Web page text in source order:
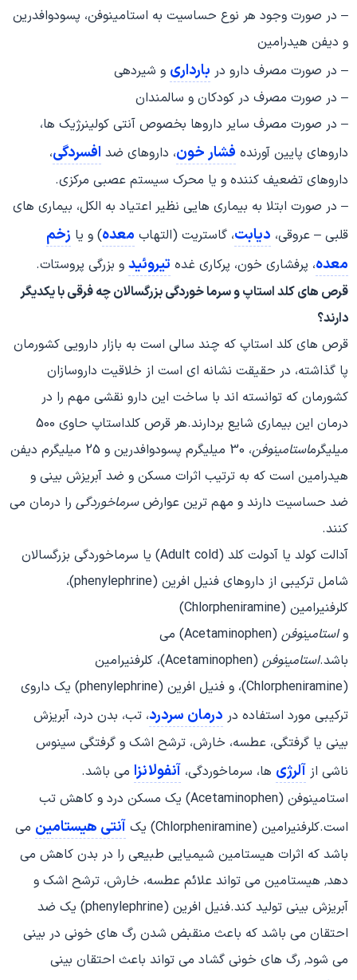
– در صورت وجود هر نوع حساسیت به استامینوفن، پسودوافدرین
و دیفن هیدرامین
– در صورت مصرف دارو در بارداری و شیردهی
– در صورت مصرف در کودکان و سالمندان
– در صورت مصرف سایر داروها بخصوص آنتی کولینرژیک ها،
داروهای پایین آورنده فشار خون، داروهای ضد افسردگی،
داروهای تضعیف کننده و یا محرک سیستم عصبی مرکزی.
– در صورت ابتلا به بیماری هایی نظیر اعتیاد به الکل، بیماری های
قلبی – عروقی، دیابت، گاستریت (التهاب معده) و یا زخم
معده، پرفشاری خون، پرکاری غده تیروئید و بزرگی پروستات.
قرص های کلد استاپ و سرما خوردگی بزرگسالان چه فرقی با یکدیگر
دارند؟
قرص های کلد استاپ که چند سالی است به بازار دارویی کشورمان
پا گذاشته، در حقیقت نشانه ای است از خلاقیت داروسازان
کشورمان که توانسته اند با ساخت این دارو نقشی مهم را در
درمان این بیماری شایع بردارند.هر قرص کلداستاپ حاوی 500
میلیگرماستامینوفن
، 30 میلیگرم پسودوافدرین و 25 میلیگرم دیفن
هیدرامین است که به ترتیب اثرات مسکن و ضد آبریزش بینی و
ضد حساسیت دارند و مهم ترین عوارضسرماخوردگی را درمان می
کنند.
آدالت کولد یا آدولت کلد (Adult cold) یا سرماخوردگی بزرگسالان
شامل ترکیبی از داروهای فنیل افرین (phenylephrine)،
کلرفنیرامین (Chlorpheniramine)
واستامینوفن
(Acetaminophen) می
باشد.استامینوفن
(Acetaminophen)، کلرفنیرامین
(Chlorpheniramine)، و فنیل افرین (phenylephrine) یک داروی
ترکیبی مورد استفاده در درمان سردرد، تب، بدن درد، آبریزش
بینی یا گرفتگی، عطسه، خارش، ترشح اشک و گرفتگی سینوس
ناشی از آلرژی ها، سرماخوردگی، آنفولانزا می باشد.
استامینوفن (Acetaminophen) یک مسکن درد و کاهش تب
است.کلرفنیرامین (Chlorpheniramine) یک
آنتی هیستامین می
باشد که اثرات هیستامین شیمیایی طبیعی را در بدن کاهش می
دهد٬ هیستامین می تواند علائم عطسه، خارش، ترشح اشک و
آبریزش بینی تولید کند.فنیل افرین (phenylephrine) یک ضد
احتقان می باشد که باعث منقبض شدن رگ های خونی در بینی
می شود٬ رگ های خونی گشاد می تواند باعث احتقان بینی